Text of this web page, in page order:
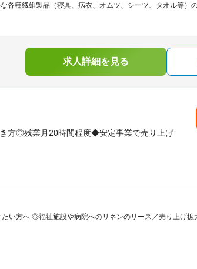
各種繊維製品（寝具、病衣、オムツ、シーツ、タオル等）
求人詳細を見る
方◎残業月20時間程度◆安定事業で売り上げ
い方へ ◎福祉施設や病院へのリネンのリース／売り上げ拡